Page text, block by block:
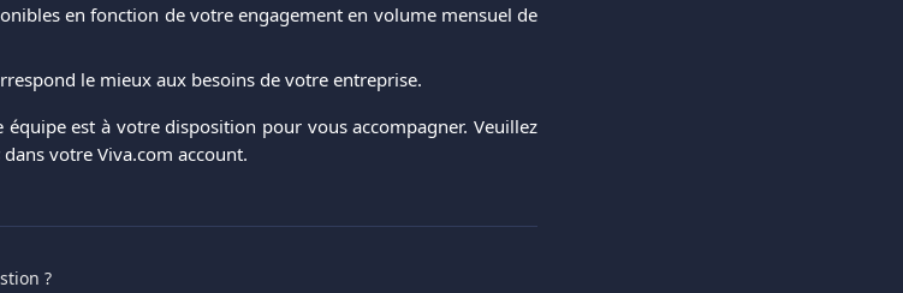
en fonction de votre engagement en volume mensuel de
le mieux aux besoins de votre entreprise.
équipe est à votre disposition pour vous accompagner. Veuillez
dans votre Viva.com account.
?